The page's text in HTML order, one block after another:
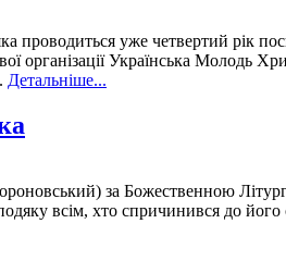
проводиться уже четвертий рік
організації Українська Молодь
Детальніше...
за Божественною
всім, хто спричинився до